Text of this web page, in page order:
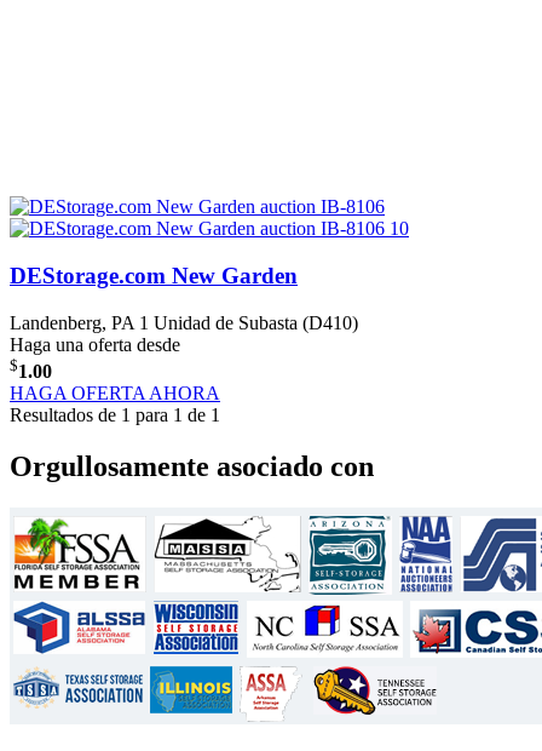
DEStorage.com New Garden
Landenberg, PA 1 Unidad de Subasta (D410)
Haga una oferta desde
$1.00
HAGA OFERTA AHORA
Resultados de 1 para 1 de 1
Orgullosamente asociado con